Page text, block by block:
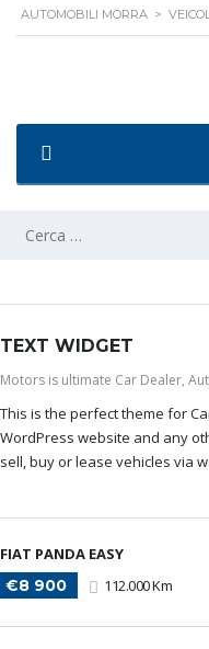
AUTOMOBILI MORRA >
TEXT WIDGET
Motors is ultimate Car Dealer,
This is the perfect theme for
WordPress website and any
sell, buy or lease vehicles via
FIAT PANDA EASY
€8 900
112.000 Km